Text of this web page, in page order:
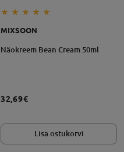
MIXSOON
Näokreem Bean Cream 50ml
32,69€
Lisa ostukorvi